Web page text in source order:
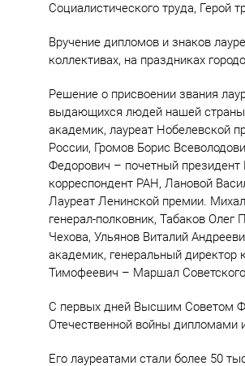
Социалистического труда, Герой
Вручение дипломов и знаков
коллективах, на праздниках
Решение о присвоении звания
выдающихся людей нашей
академик, лауреат Нобелевской
России, Громов Борис
Федорович – почетный
корреспондент РАН, Лановой
Лауреат Ленинской премии.
генерал-полковник, Табаков
Чехова, Ульянов Виталий
академик, генеральный директор
Тимофеевич – Маршал
С первых дней Высшим Советом
Отечественной войны дипломами
Его лауреатами стали более 50